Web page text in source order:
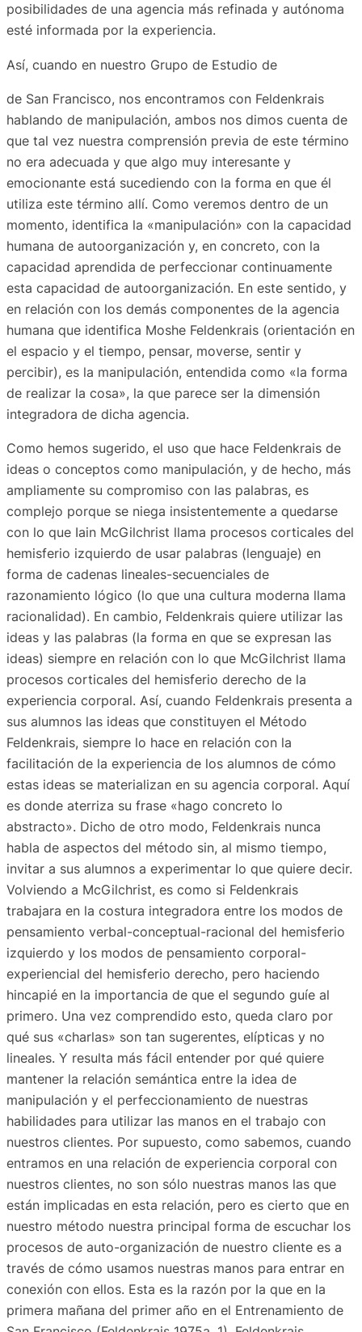
posibilidades de una agencia más refinada y autónoma
esté informada por la experiencia.
Así, cuando en nuestro Grupo de Estudio de
de San Francisco, nos encontramos con Feldenkrais
hablando de manipulación, ambos nos dimos cuenta de
que tal vez nuestra comprensión previa de este término
no era adecuada y que algo muy interesante y
emocionante está sucediendo con la forma en que él
utiliza este término allí. Como veremos dentro de un
momento, identifica la «manipulación» con la capacidad
humana de autoorganización y, en concreto, con la
capacidad aprendida de perfeccionar continuamente
esta capacidad de autoorganización. En este sentido, y
en relación con los demás componentes de la agencia
humana que identifica Moshe Feldenkrais (orientación en
el espacio y el tiempo, pensar, moverse, sentir y
percibir), es la manipulación, entendida como «la forma
de realizar la cosa», la que parece ser la dimensión
integradora de dicha agencia.
Como hemos sugerido, el uso que hace Feldenkrais de
ideas o conceptos como manipulación, y de hecho, más
ampliamente su compromiso con las palabras, es
complejo porque se niega insistentemente a quedarse
con lo que Iain McGilchrist llama procesos corticales del
hemisferio izquierdo de usar palabras (lenguaje) en
forma de cadenas lineales-secuenciales de
razonamiento lógico (lo que una cultura moderna llama
racionalidad). En cambio, Feldenkrais quiere utilizar las
ideas y las palabras (la forma en que se expresan las
ideas) siempre en relación con lo que McGilchrist llama
procesos corticales del hemisferio derecho de la
experiencia corporal. Así, cuando Feldenkrais presenta a
sus alumnos las ideas que constituyen el Método
Feldenkrais, siempre lo hace en relación con la
facilitación de la experiencia de los alumnos de cómo
estas ideas se materializan en su agencia corporal. Aquí
es donde aterriza su frase «hago concreto lo
abstracto». Dicho de otro modo, Feldenkrais nunca
habla de aspectos del método sin, al mismo tiempo,
invitar a sus alumnos a experimentar lo que quiere decir.
Volviendo a McGilchrist, es como si Feldenkrais
trabajara en la costura integradora entre los modos de
pensamiento verbal-conceptual-racional del hemisferio
izquierdo y los modos de pensamiento corporal-
experiencial del hemisferio derecho, pero haciendo
hincapié en la importancia de que el segundo guíe al
primero. Una vez comprendido esto, queda claro por
qué sus «charlas» son tan sugerentes, elípticas y no
lineales. Y resulta más fácil entender por qué quiere
mantener la relación semántica entre la idea de
manipulación y el perfeccionamiento de nuestras
habilidades para utilizar las manos en el trabajo con
nuestros clientes. Por supuesto, como sabemos, cuando
entramos en una relación de experiencia corporal con
nuestros clientes, no son sólo nuestras manos las que
están implicadas en esta relación, pero es cierto que en
nuestro método nuestra principal forma de escuchar los
procesos de auto-organización de nuestro cliente es a
través de cómo usamos nuestras manos para entrar en
conexión con ellos. Esta es la razón por la que en la
primera mañana del primer año en el Entrenamiento de